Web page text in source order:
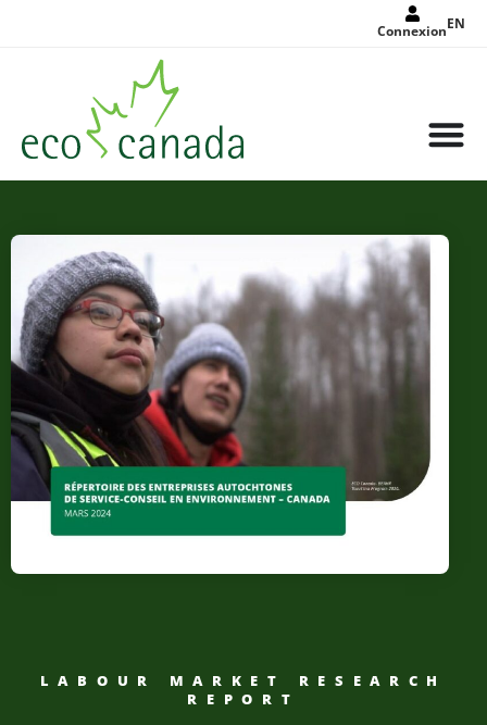
ConnexionEN
LABOUR MARKET RESEARCH
REPORT